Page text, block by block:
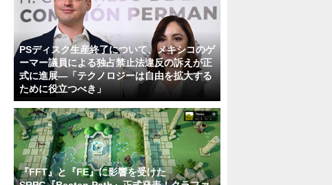
PSディスク生産終了について、メキシコのゲ
ーマー議員による独占禁止法違反の訴えが正
式に進展―「テクノロジーは自由を拡大する
ために役立つべき」
『FFT』と『FE』に影響を受けた